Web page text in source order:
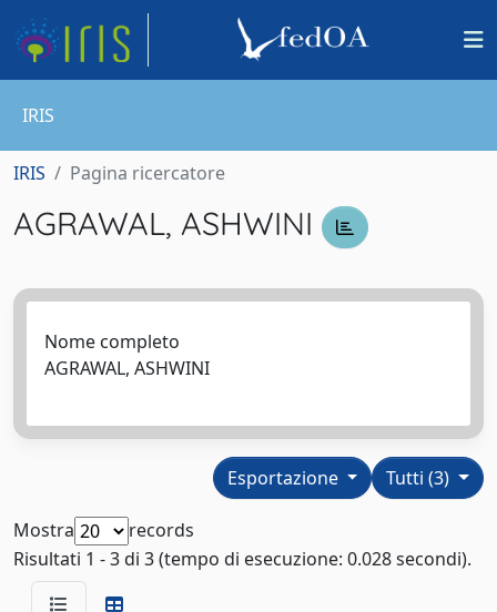
IRIS
IRIS Pagina ricercatore
AGRAWAL, ASHWINI
Nome completo
AGRAWAL, ASHWINI
Tutti (3)
Esportazione
Mostra
records
Risultati 1 - 3 di 3 (tempo di esecuzione: 0.028 secondi).